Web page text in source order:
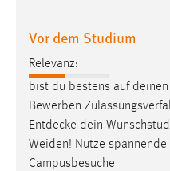
Vor dem Studium
Relevanz:
bist du bestens auf
Bewerben
Entdecke dein
Weiden! Nutze
Campusbesuche